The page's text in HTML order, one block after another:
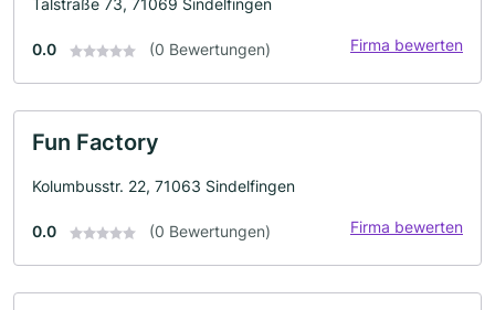
Talstraße 73, 71069 Sindelfingen
0.0 (0 Bewertungen) Firma bewerten
Fun Factory
Kolumbusstr. 22, 71063 Sindelfingen
0.0 (0 Bewertungen) Firma bewerten